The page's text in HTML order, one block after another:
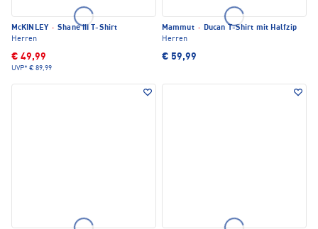
McKINLEY · Shane III T-Shirt
Herren
€ 49,99
UVP* € 89,99
Mammut · Ducan T-Shirt mit Halfzip
Herren
€ 59,99